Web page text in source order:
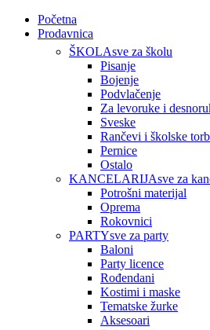
Početna
Prodavnica
ŠKOLAsve za školu
Pisanje
Bojenje
Podvlačenje
Za levoruke i
Sveske
Rančevi i školske
Pernice
Ostalo
KANCELARIJAsve za
Potrošni materijal
Oprema
Rokovnici
PARTYsve za party
Baloni
Party licence
Rođendani
Kostimi i maske
Tematske žurke
Aksesoari